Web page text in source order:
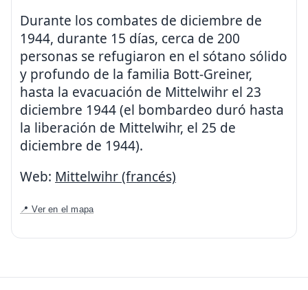
Durante los combates de diciembre de
1944, durante 15 días, cerca de 200
personas se refugiaron en el sótano sólido
y profundo de la familia Bott-Greiner,
hasta la evacuación de Mittelwihr el 23
diciembre 1944 (el bombardeo duró hasta
la liberación de Mittelwihr, el 25 de
diciembre de 1944).
Web: Mittelwihr (francés)
📍 Ver en el mapa